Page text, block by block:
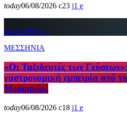
today06/08/2026 23 1
insert_link
1
ΜΕΣΣΗΝΙΑ
«Οι Ταξιδευτές των
γαστρονομική εμπειρία από
Μεσσηνίας
today06/08/2026 18 1